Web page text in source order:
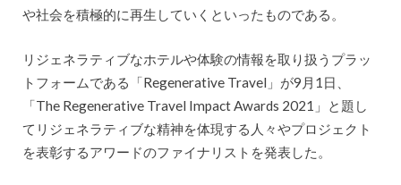
や社会を積極的に再生していくといったものである。
リジェネラティブなホテルや体験の情報を取り扱うプラッ
トフォームである「Regenerative Travel」が9月1日、
「The Regenerative Travel Impact Awards 2021」と題し
てリジェネラティブな精神を体現する人々やプロジェクト
を表彰するアワードのファイナリストを発表した。